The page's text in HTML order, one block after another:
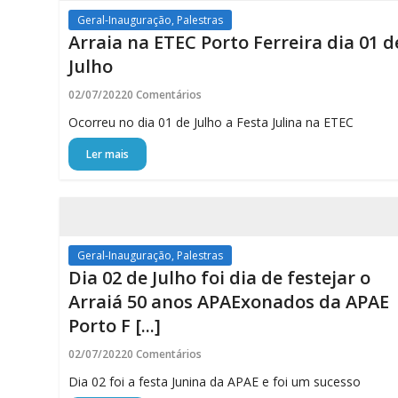
Geral-Inauguração, Palestras
Arraia na ETEC Porto Ferreira dia 01
Julho
02/07/20220 Comentários
Ocorreu no dia 01 de Julho a Festa Julina na ETEC
Ler mais
Geral-Inauguração, Palestras
Dia 02 de Julho foi dia de festejar o
Arraiá 50 anos APAExonados da APAE
Porto F [...]
02/07/20220 Comentários
Dia 02 foi a festa Junina da APAE e foi um sucesso